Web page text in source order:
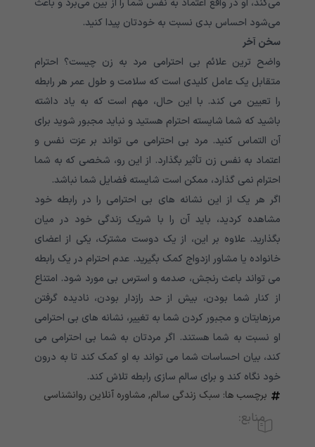
می‌کند، او در واقع اعتماد به نفس شما را از بین می‌برد و باعث
می‌شود احساس بدی نسبت به خودتان پیدا کنید.
سخن آخر
واضح ترین علائم بی احترامی مرد به زن چیست؟ احترام
متقابل یک عامل کلیدی است که سلامت و طول عمر هر رابطه
را تعیین می کند. با این حال، مهم است که به یاد داشته
باشید که شما شایسته احترام هستید و نباید مجبور شوید برای
آن التماس کنید. مرد بی احترامی می تواند بر عزت نفس و
اعتماد به نفس زن تأثیر بگذارد. از این رو، شخصی که به شما
احترام نمی گذارد، ممکن است شایسته فضایل شما نباشد.
اگر هر یک از این نشانه های بی احترامی را در رابطه خود
مشاهده کردید، باید آن را با شریک زندگی خود در میان
بگذارید. علاوه بر این، از یک دوست مشترک، یکی از اعضای
خانواده یا مشاور ازدواج کمک بگیرید. عدم احترام در یک رابطه
می تواند باعث رنجش، صدمه و استرس بی مورد شود. امتناع
از کنار شما بودن، بیش از حد رازدار بودن، نادیده گرفتن
مرزهایتان و مجبور کردن شما به تغییر، نشانه های بی احترامی
او نسبت به شما هستند. اگر مردتان به شما بی احترامی می
کند، بیان احساسات شما می تواند به او کمک کند تا به درون
خود نگاه کند و برای سالم سازی رابطه تلاش کند.
برچسب ها: سبک زندگی سالم, مشاوره آنلاین روانشناسی
منابع: